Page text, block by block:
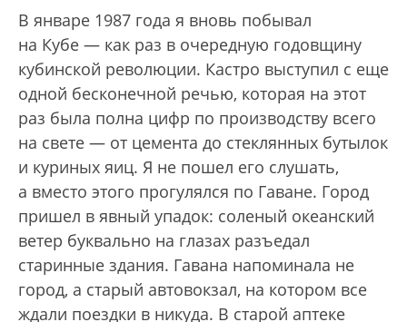
В январе 1987 года я вновь побывал
на Кубе — как раз в очередную годовщину
кубинской революции. Кастро выступил с еще
одной бесконечной речью, которая на этот
раз была полна цифр по производству всего
на свете — от цемента до стеклянных бутылок
и куриных яиц. Я не пошел его слушать,
а вместо этого прогулялся по Гаване. Город
пришел в явный упадок: соленый океанский
ветер буквально на глазах разъедал
старинные здания. Гавана напоминала не
город, а старый автовокзал, на котором все
ждали поездки в никуда. В старой аптеке